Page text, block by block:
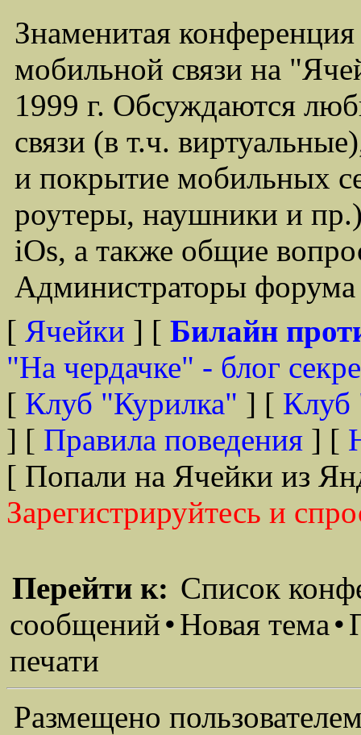
Знаменитая
мобильной связи на
1999 г. Обсуждаются
связи (в т.ч.
и покрытие мобильных
роутеры, наушники и
iOs, а также общие
Администраторы
[ Ячейки ] [ Билайн
"На чердачке" - блог
[ Клуб "Курилка" ] [ Клуб
] [ Правила поведения ] [
[ Попали на Ячейки из
Зарегистрируйтесь и
Перейти к: Список
сообщений•Новая тема•
печати
Размещено